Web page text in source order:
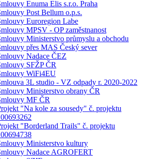
Enuma Elis s.r.o. Praha
Post Bellum o.p.s.
Euroregion Labe
MPSV - OP zaměstnanost
Ministerstvo průmyslu a obchodu
přes MAS Český sever
Nadace ČEZ
SFŽP ČR
WiFi4EU
3L studio - VZ odpady r. 2020-2022
Ministerstvo obrany ČR
MF ČR
"Na kole za sousedy" č. projektu
"Borderland Trails" č. projektu
Ministerstvo kultury
Nadace AGROFERT